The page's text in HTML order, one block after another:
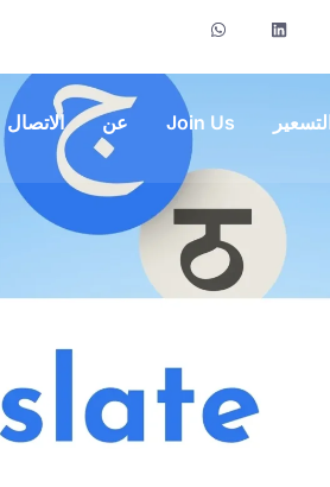
التسعير Join Us عن الاتصال